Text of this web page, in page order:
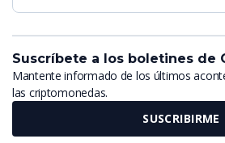
Suscríbete a los boletines de
Mantente informado de los últimos
las criptomonedas.
SUSCRIBIRME